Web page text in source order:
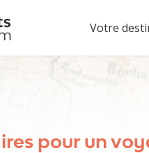
Votre
pour un